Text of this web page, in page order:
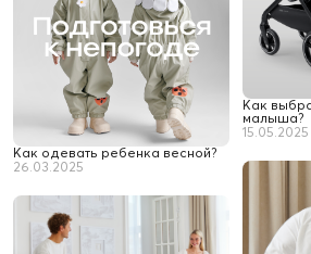
Как
малыша?
15.05.2025
Как одевать ребенка весной?
26.03.2025